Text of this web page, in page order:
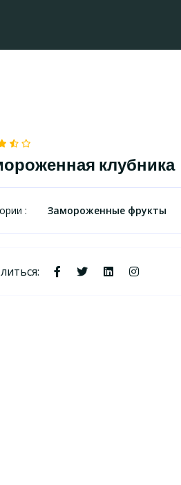
клубника
: Замороженные фрукты